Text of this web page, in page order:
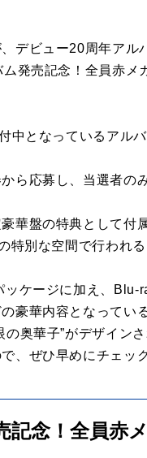
デビュー20周年ア
発売記念！全員赤
中となっているアル
ら応募し、当選者の
華盤の特典として付
特別な空間で行われ
ケージに加え、
豪華内容となっている
奥華子”がデザイン
、ぜひ早めにチェッ
記念！全員赤